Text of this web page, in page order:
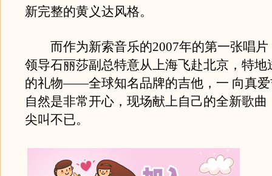
新完整的黄义达风格。
而作为新索音乐的2007年的第一张唱片
领导石丽莎副总特意从上海飞赴北京，特地
的礼物——全球知名品牌的吉他，一 向真爱
自然是非常开心，现场献上自己的全新歌曲
尖叫不已。